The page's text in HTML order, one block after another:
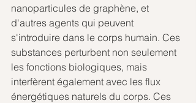
nanoparticules de graphène, et
d'autres agents qui peuvent
s'introduire dans le corps humain. Ces
substances perturbent non seulement
les fonctions biologiques, mais
interfèrent également avec les flux
énergétiques naturels du corps. Ces